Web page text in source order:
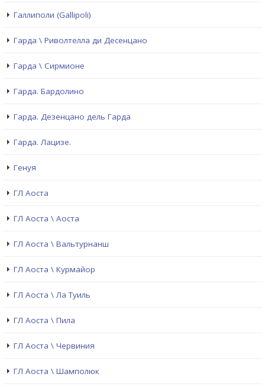
Галлиполи (Gallipoli)
Гарда \ Риволтелла ди Десенцано
Гарда \ Сирмионе
Гарда. Бардолино
Гарда. Дезенцано дель Гарда
Гарда. Лацизе.
Генуя
ГЛ Аоста
ГЛ Аоста \ Аоста
ГЛ Аоста \ Вальтурнанш
ГЛ Аоста \ Курмайор
ГЛ Аоста \ Ла Туиль
ГЛ Аоста \ Пила
ГЛ Аоста \ Червиния
ГЛ Аоста \ Шамполюк